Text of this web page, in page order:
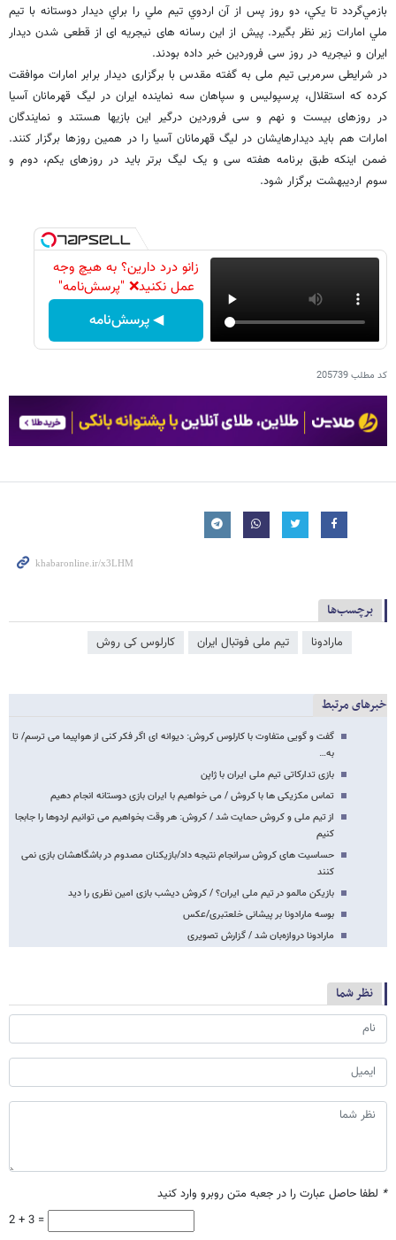
بازمي‌گردد تا يكي، دو روز پس از آن اردوي تيم ملي را براي ديدار دوستانه با تيم
ملي امارات زير نظر بگيرد. پیش از این رسانه های نیجریه ای از قطعی شدن دیدار
ایران و نیجریه در روز سی فروردین خبر داده بودند.
در شرایطی سرمربی تیم ملی به گفته مقدس با برگزاری دیدار برابر امارات موافقت
کرده که استقلال، پرسپولیس و سپاهان سه نماینده ایران در لیگ قهرمانان آسیا
در روزهای بیست و نهم و سی فروردین درگیر این بازیها هستند و نمایندگان
امارات هم باید دیدارهایشان در لیگ قهرمانان آسیا را در همین روزها برگزار کنند.
ضمن اینکه طبق برنامه هفته سی و یک لیگ برتر باید در روزهای یکم، دوم و
سوم اردیبهشت برگزار شود.
زانو درد دارین؟ به هیچ وجه
عمل نکنید❌ "پرسش‌نامه"
◀ پرسش‌نامه
کد مطلب205739
برچسب‌ها
مارادونا تیم ملی فوتبال ایران کارلوس کی روش
خبرهای مرتبط
گفت و گویی متفاوت با کارلوس کروش: دیوانه ای اگر فکر کنی از هواپیما می ترسم/ تا
به…
بازی تدارکاتی تیم ملی ایران با ژاپن
تماس مکزیکی ها با کروش / می خواهیم با ایران بازی دوستانه انجام دهیم
از تیم ملی و کروش حمایت شد / کروش: هر وقت بخواهیم می توانیم اردوها را جابجا
کنیم
حساسیت های کروش سرانجام نتیجه داد/بازیکنان مصدوم در باشگاهشان بازی نمی
کنند
بازیکن مالمو در تیم ملی ایران؟ / کروش دیشب بازی امین نظری را دید
بوسه مارادونا بر پیشانی خلعتبری/عکس
مارادونا دروازه‌بان شد / گزارش تصویری
نظر شما
* لطفا حاصل عبارت را در جعبه متن روبرو وارد کنید
2 + 3 =